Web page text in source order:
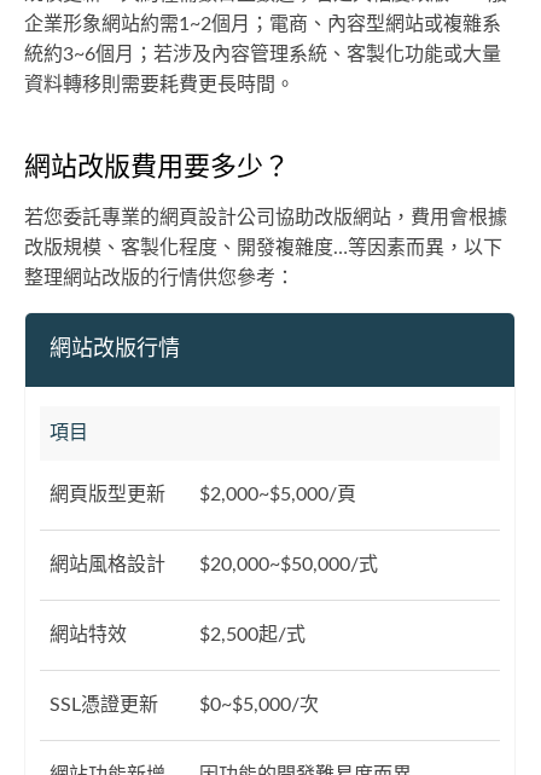
企業形象網站約需1~2個月；電商、內容型網站或複雜系
統約3~6個月；若涉及內容管理系統、客製化功能或大量
資料轉移則需要耗費更長時間。
網站改版費用要多少？
若您委託專業的網頁設計公司協助改版網站，費用會根據
改版規模、客製化程度、開發複雜度…等因素而異，以下
整理網站改版的行情供您參考：
網站改版行情
項目
網頁版型更新 $2,000~$5,000/頁
網站風格設計 $20,000~$50,000/式
網站特效 $2,500起/式
SSL憑證更新 $0~$5,000/次